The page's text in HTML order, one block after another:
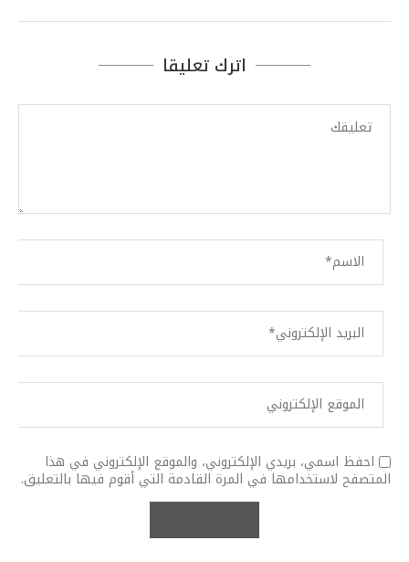
اترك تعليقا
احفظ اسمي، بريدي الإلكتروني، والموقع الإلكتروني في هذا
المتصفح لاستخدامها في المرة القادمة التي أقوم فيها بالتعليق.